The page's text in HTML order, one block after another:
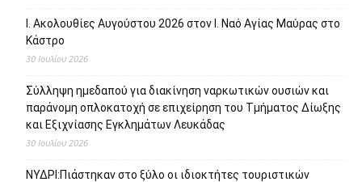
Ι. Ακολουθίες Αυγούστου 2026 στον Ι. Ναό Αγίας Μαύρας στο
Κάστρο
30 Ιουλίου 2026
Σύλληψη ημεδαπού για διακίνηση ναρκωτικών ουσιών και
παράνομη οπλοκατοχή σε επιχείρηση του Τμήματος Δίωξης
και Εξιχνίασης Εγκλημάτων Λευκάδας
30 Ιουλίου 2026
ΝΥΔΡΙ:Πιάστηκαν στο ξύλο οι ιδιοκτήτες τουριστικών